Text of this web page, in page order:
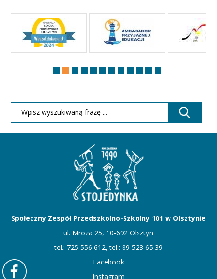
Społeczny Zespół Przedszkolno-Szkolny 101 w Olsztynie
ul. Mroza 25, 10-692 Olsztyn
tel.: 725 556 612, tel.: 89 523 65 39
Facebook
Instagram